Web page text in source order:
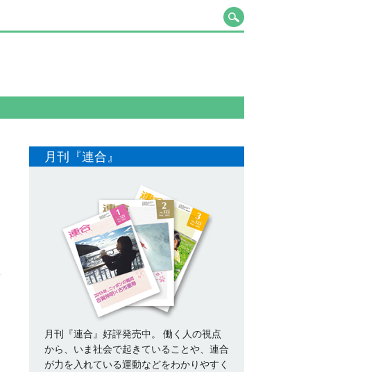
月刊『連合』
月刊『連合』好評発売中。 働く人の視点
から、いま社会で起きていることや、連合
が力を入れている運動などをわかりやすく